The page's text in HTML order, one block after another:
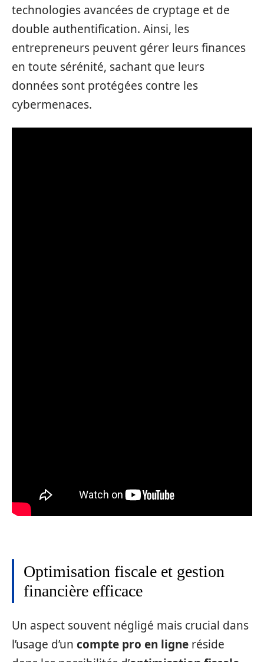
technologies avancées de cryptage et de
double authentification. Ainsi, les
entrepreneurs peuvent gérer leurs finances
en toute sérénité, sachant que leurs
données sont protégées contre les
cybermenaces.
Optimisation fiscale et gestion
financière efficace
Un aspect souvent négligé mais crucial dans
l’usage d’un compte pro en ligne réside